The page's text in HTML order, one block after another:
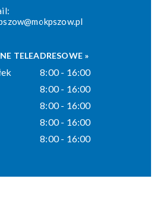
TELEADRESOWE »
8:00 - 16:00
8:00 - 16:00
8:00 - 16:00
8:00 - 16:00
8:00 - 16:00